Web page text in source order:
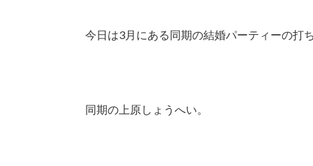
今日は3月にある同期の結婚パーティーの打
同期の上原しょうへい。